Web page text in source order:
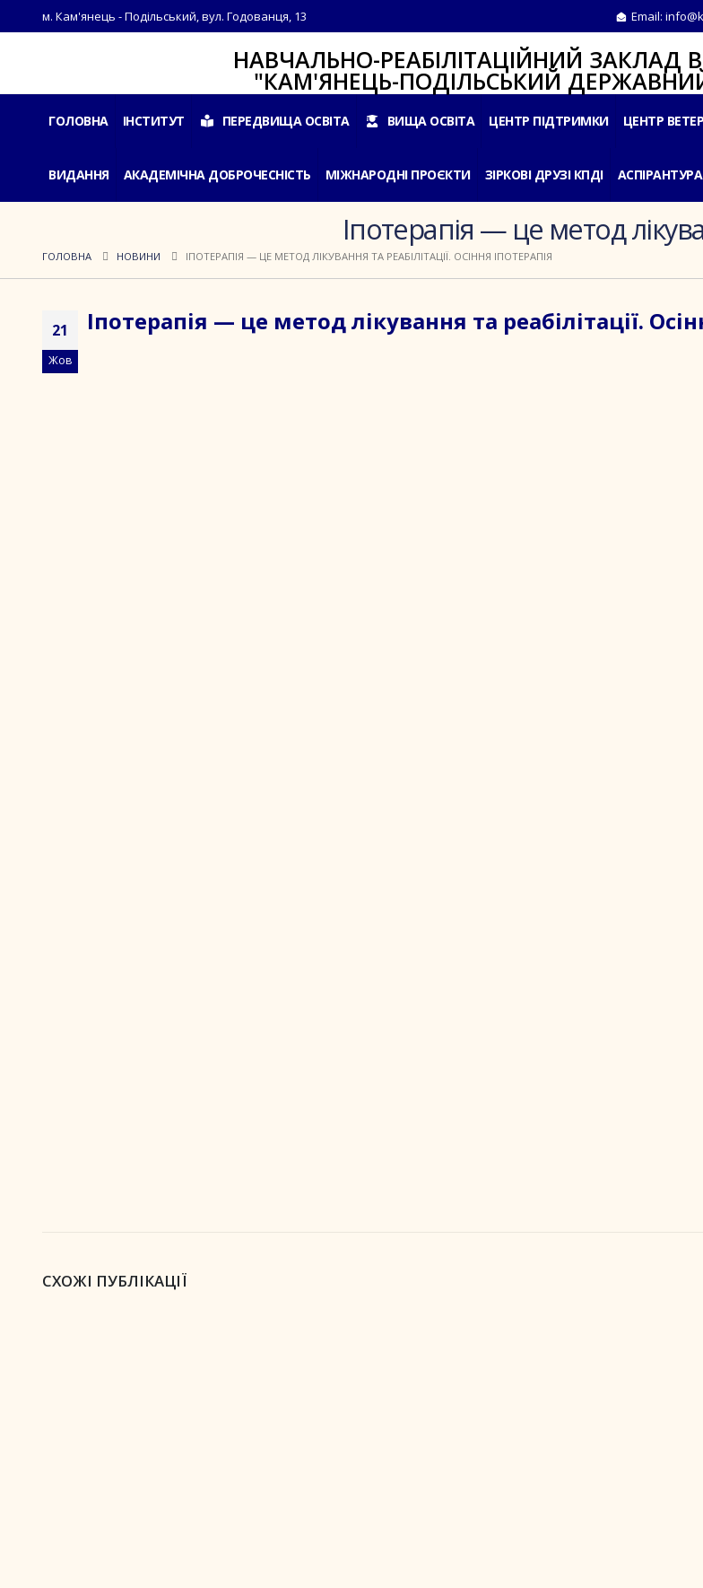
м. Кам'янець - Подільський, вул. Годованця, 13 Email:
НАВЧАЛЬНО-РЕАБІЛІТАЦІЙНИЙ ЗАКЛАД
"КАМ'ЯНЕЦЬ-ПОДІЛЬСЬКИЙ ДЕРЖАВНИЙ
ГОЛОВНА ІНСТИТУТ ПЕРЕДВИЩА ОСВІТА ВИЩА ОСВІТА ЦЕНТР ПІДТРИМКИ ЦЕНТР
ВИДАННЯ АКАДЕМІЧНА ДОБРОЧЕСНІСТЬ МІЖНАРОДНІ ПРОЄКТИ ЗІРКОВІ ДРУЗІ КПДІ АСПІРАНТУРА
Іпотерапія — це метод
ГОЛОВНА НОВИНИ ІПОТЕРАПІЯ — ЦЕ МЕТОД ЛІКУВАННЯ ТА РЕАБІЛІТАЦІЇ. ОСІННЯ ІПОТЕРАПІЯ
21
Жов
Іпотерапія — це метод лікування та реабілітації.
СХОЖІ ПУБЛІКАЦІЇ